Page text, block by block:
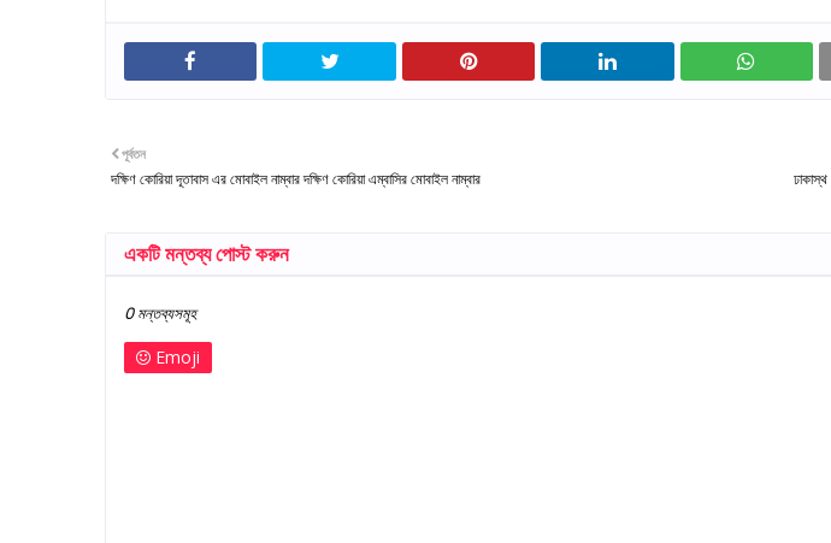
ঢাকাস্থ
পূর্বতন
দক্ষিণ কোরিয়া দূতাবাস এর মোবাইল নাম্বার দক্ষিণ কোরিয়া এম্বাসির মোবাইল নাম্বার
একটি মন্তব্য পোস্ট করুন
0 মন্তব্যসমূহ
Emoji